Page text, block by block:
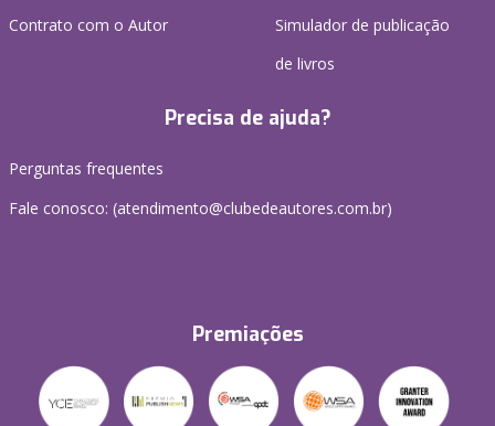
Contrato com o Autor
Simulador de publicação
de livros
Precisa de ajuda?
Perguntas frequentes
Fale conosco: (atendimento@clubedeautores.com.br)
Premiações